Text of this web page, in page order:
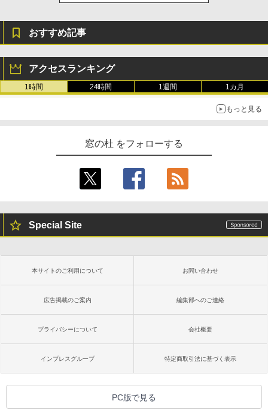
おすすめ記事
アクセスランキング
1時間 24時間 1週間 1カ月
もっと見る
窓の杜 をフォローする
Special Site
本サイトのご利用について お問い合わせ
広告掲載のご案内 編集部へのご連絡
プライバシーについて 会社概要
インプレスグループ 特定商取引法に基づく表示
PC版で見る